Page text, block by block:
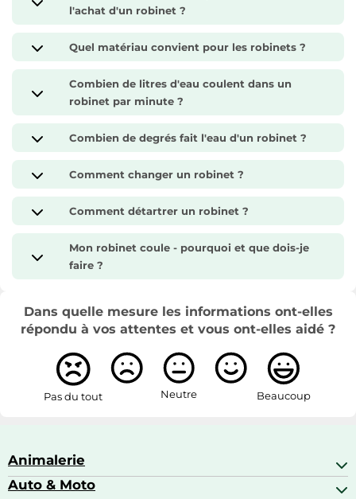
l'achat d'un robinet ?
Quel matériau convient pour les robinets ?
Combien de litres d'eau coulent dans un
robinet par minute ?
Combien de degrés fait l'eau d'un robinet ?
Comment changer un robinet ?
Comment détartrer un robinet ?
Mon robinet coule - pourquoi et que dois-je
faire ?
Dans quelle mesure les informations ont-elles
répondu à vos attentes et vous ont-elles aidé ?
Pas du tout Neutre Beaucoup
Animalerie
Abris pour animaux sauvages
Auto & Moto